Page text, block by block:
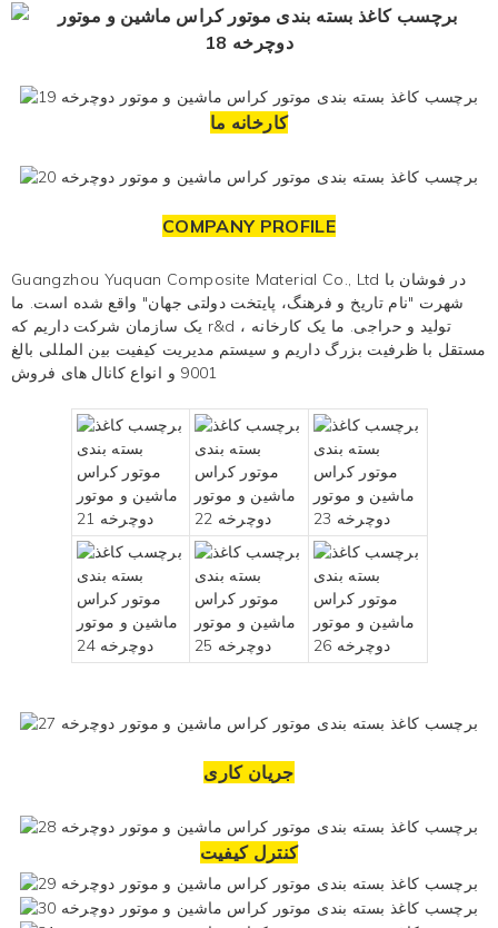
کارخانه ما
COMPANY PROFILE
Guangzhou Yuquan Composite Material Co., Ltd در فوشان با
شهرت "نام تاریخ و فرهنگ، پایتخت دولتی جهان" واقع شده است. ما
یک سازمان شرکت داریم که r&d ، تولید و حراجی. ما یک کارخانه
مستقل با ظرفیت بزرگ داریم و سیستم مدیریت کیفیت بین المللی بالغ
9001 و انواع کانال های فروش
جریان کاری
کنترل کیفیت